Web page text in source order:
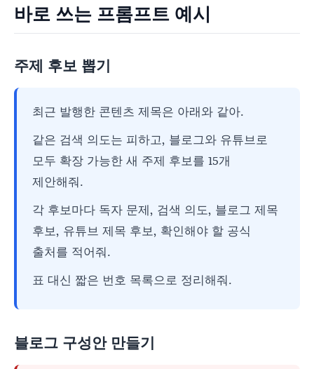
바로 쓰는 프롬프트 예시
주제 후보 뽑기
최근 발행한 콘텐츠 제목은 아래와 같아.
같은 검색 의도는 피하고, 블로그와 유튜브로
모두 확장 가능한 새 주제 후보를 15개
제안해줘.
각 후보마다 독자 문제, 검색 의도, 블로그 제목
후보, 유튜브 제목 후보, 확인해야 할 공식
출처를 적어줘.
표 대신 짧은 번호 목록으로 정리해줘.
블로그 구성안 만들기